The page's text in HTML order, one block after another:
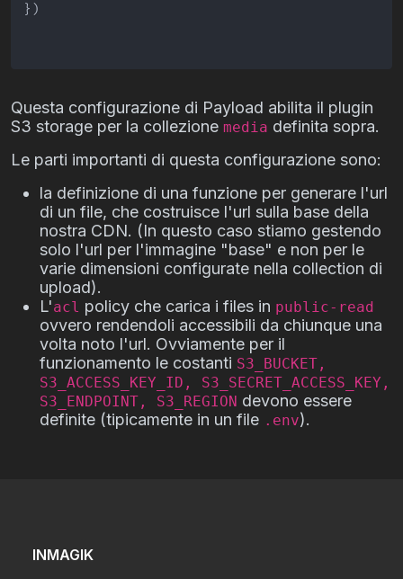
} )
Questa configurazione di Payload abilita il plugin
S3 storage per la collezione media definita sopra.
Le parti importanti di questa configurazione sono:
la definizione di una funzione per generare l'url
di un file, che costruisce l'url sulla base della
nostra CDN. (In questo caso stiamo gestendo
solo l'url per l'immagine "base" e non per le
varie dimensioni configurate nella collection di
upload).
L'acl policy che carica i files in public-read
ovvero rendendoli accessibili da chiunque una
volta noto l'url. Ovviamente per il
funzionamento le costanti S3_BUCKET,
S3_ACCESS_KEY_ID, S3_SECRET_ACCESS_KEY,
S3_ENDPOINT, S3_REGION devono essere
definite (tipicamente in un file .env).
INMAGIK